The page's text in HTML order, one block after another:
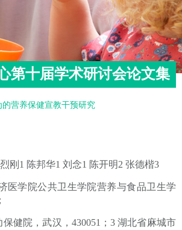
第十届学术研讨会论文集
营养保健宣教干预研究
刚1 陈邦华1 刘念1 陈开明2 张德楷3
医学院公共卫生学院营养与食品卫生学
健院，武汉，430051；3 湖北省麻城市